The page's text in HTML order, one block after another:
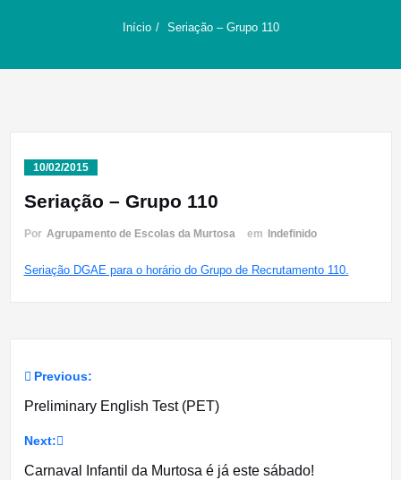
Início Seriação – Grupo 110
10/02/2015
Seriação – Grupo 110
Por Agrupamento de Escolas da Murtosa em Indefinido
Seriação DGAE para o horário do Grupo de Recrutamento 110.
Navegação
artigos
Previous:
Preliminary English Test (PET)
Next:
Carnaval Infantil da Murtosa é já este sábado!